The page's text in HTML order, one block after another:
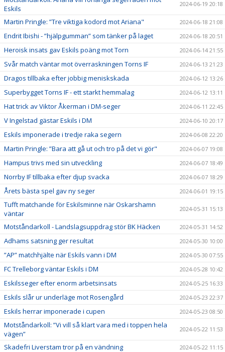
Eskils
2024-06-19 20:18
Martin Pringle: ”Tre viktiga kodord mot Ariana" 2024-06-18 21:08
Endrit Ibishi - ”hjälpgumman” som tänker på laget 2024-06-18 20:51
Heroisk insats gav Eskils poäng mot Torn 2024-06-14 21:55
Svår match väntar mot överraskningen Torns IF 2024-06-13 21:23
Dragos tillbaka efter jobbig meniskskada 2024-06-12 13:26
Superbygget Torns IF - ett starkt hemmalag 2024-06-12 13:11
Hat trick av Viktor Åkerman i DM-seger 2024-06-11 22:45
V Ingelstad gästar Eskils i DM 2024-06-10 20:17
Eskils imponerade i tredje raka segern 2024-06-08 22:20
Martin Pringle: ”Bara att gå ut och tro på det vi gör" 2024-06-07 19:08
Hampus trivs med sin utveckling 2024-06-07 18:49
Norrby IF tillbaka efter djup svacka 2024-06-07 18:29
Årets bästa spel gav ny seger 2024-06-01 19:15
Tufft matchande för Eskilsminne när Oskarshamn
väntar
2024-05-31 15:13
Motståndarkoll - Landslagsuppdrag stör BK Häcken 2024-05-31 14:52
Adhams satsning ger resultat 2024-05-30 10:00
”AP” matchhjälte när Eskils vann i DM 2024-05-30 07:55
FC Trelleborg väntar Eskils i DM 2024-05-28 10:42
Eskilsseger efter enorm arbetsinsats 2024-05-25 16:33
Eskils slår ur underläge mot Rosengård 2024-05-23 22:37
Eskils herrar imponerade i cupen 2024-05-23 08:50
Motståndarkoll: ”Vi vill så klart vara med i toppen hela
vägen”
2024-05-22 11:53
Skadefri Liverstam tror på en vändning 2024-05-22 11:15